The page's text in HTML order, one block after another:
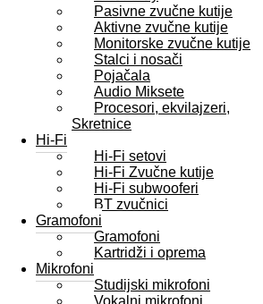
Pasivne zvučne kutije
Aktivne zvučne kutije
Monitorske zvučne kutije
Stalci i nosači
Pojačala
Audio Miksete
Procesori, ekvilajzeri,
Skretnice
Hi-Fi
Hi-Fi setovi
Hi-Fi Zvučne kutije
Hi-Fi subwooferi
BT zvučnici
Gramofoni
Gramofoni
Kartridži i oprema
Mikrofoni
Studijski mikrofoni
Vokalni mikrofoni